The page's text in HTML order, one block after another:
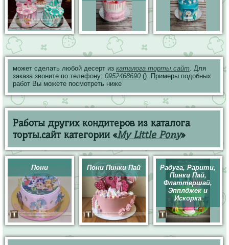
может сделать любой десерт из каталога торты.сайт . Для
заказа звоните по телефону: 0952468690 (). Примеры подобных
работ Вы можете посмотреть ниже
Работы других кондитеров из каталога
торты.сайт категории «My Little Pony»
Пони Пони Пинки Пай
Радуга, Рарити,
Пинки Пай,
Флаттершай,
Эпплджек и
Искорка